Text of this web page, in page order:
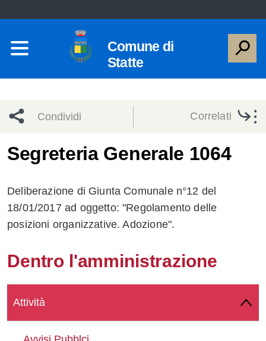
Comune di
Statte
Condividi
network
Condividi
Condividi
Facebook
su
Twitter
Condividi
su
Facebook
Condividi
su
Whatsapp
Correlati
Segreteria Generale 1064
Deliberazione di Giunta Comunale n°12 del
18/01/2017 ad oggetto: "Regolamento delle
posizioni organizzative. Adozione".
Dentro l'amministrazione
Attività